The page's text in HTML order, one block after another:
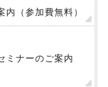
（参加費無料）
ミナーのご案内